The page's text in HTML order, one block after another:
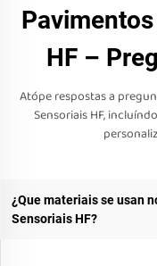
HF –
Atópe respostas a
Sensoriais HF,
¿Que materiais se usan
Sensoriais HF?